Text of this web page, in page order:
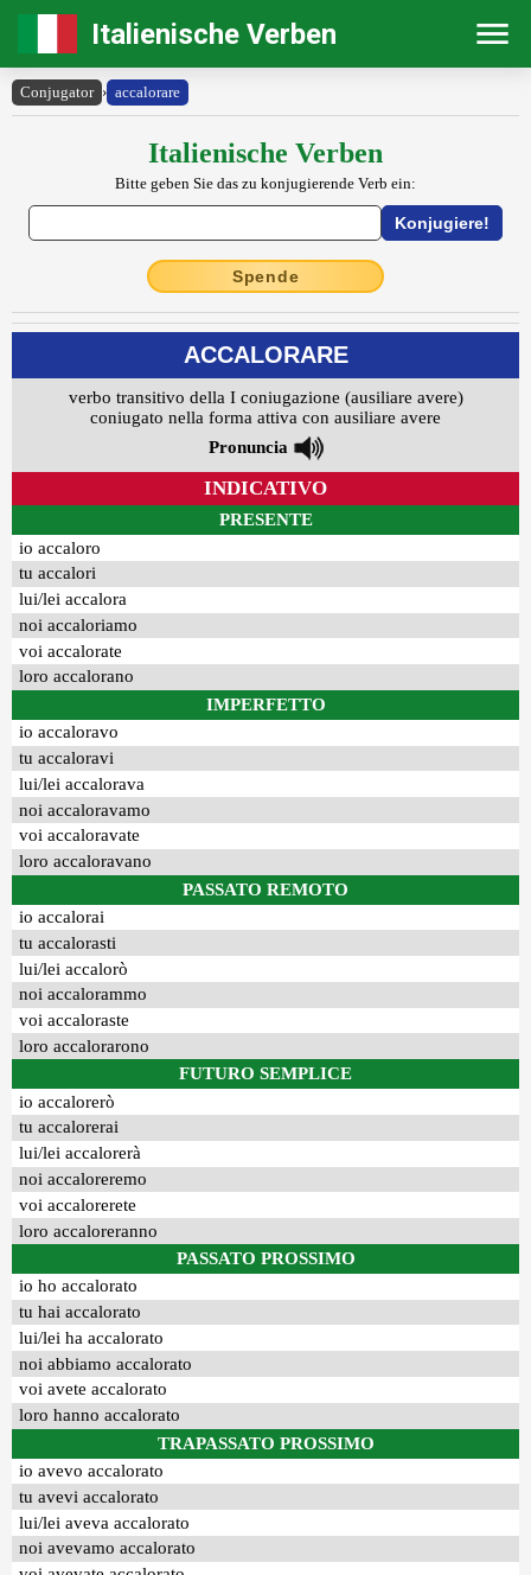
Italienische Verben
Conjugator › accalorare
Italienische Verben
Bitte geben Sie das zu konjugierende Verb ein:
Spende
ACCALORARE
verbo transitivo della I coniugazione (ausiliare avere)
coniugato nella forma attiva con ausiliare avere
Pronuncia
INDICATIVO
PRESENTE
io accaloro
tu accalori
lui/lei accalora
noi accaloriamo
voi accalorate
loro accalorano
IMPERFETTO
io accaloravo
tu accaloravi
lui/lei accalorava
noi accaloravamo
voi accaloravate
loro accaloravano
PASSATO REMOTO
io accalorai
tu accalorasti
lui/lei accalorò
noi accalorammo
voi accaloraste
loro accalorarono
FUTURO SEMPLICE
io accalorerò
tu accalorerai
lui/lei accalorerà
noi accaloreremo
voi accalorerete
loro accaloreranno
PASSATO PROSSIMO
io ho accalorato
tu hai accalorato
lui/lei ha accalorato
noi abbiamo accalorato
voi avete accalorato
loro hanno accalorato
TRAPASSATO PROSSIMO
io avevo accalorato
tu avevi accalorato
lui/lei aveva accalorato
noi avevamo accalorato